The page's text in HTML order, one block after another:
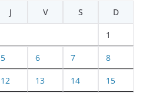
J V S D
1
5 6 7 8
12 13 14 15